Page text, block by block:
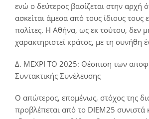
ενώ ο δεύτερος βασίζεται στην αρχή
ασκείται άμεσα από τους ίδιους τους
πολίτες. Η Αθήνα, ως εκ τούτου, δεν
χαρακτηριστεί κράτος, με τη συνήθη
Δ. ΜΕΧΡΙ ΤΟ 2025: Θέσπιση των
Συντακτικής Συνέλευσης
Ο απώτερος, επομένως, στόχος της
προβλέπεται από το DIEM25 συνιστά